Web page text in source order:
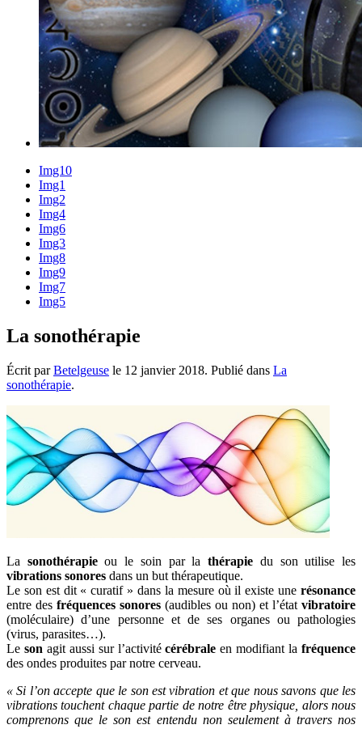
Img10
Img1
Img2
Img4
Img6
Img3
Img8
Img9
Img7
Img5
La sonothérapie
Écrit parBetelgeuse le 12 janvier 2018. Publié dans La
sonothérapie.
La sonothérapieou le soin par lathérapie du son utilise les
vibrations sonores dans un but thérapeutique.
Le son est dit « curatif » dans la mesure où il existe une résonance
entre des fréquences sonores (audibles ou non) et l’état vibratoire
(moléculaire) d’une personne et de ses organes ou pathologies
(virus, parasites…).
Le son agit aussi sur l’activitécérébrale en modifiant lafréquence
des ondes produites par notre cerveau.
« Si l’on accepte que le son est vibration et que nous savons que les
vibrations touchent chaque partie de notre être physique, alors nous
comprenons que le son est entendu non seulement à travers nos